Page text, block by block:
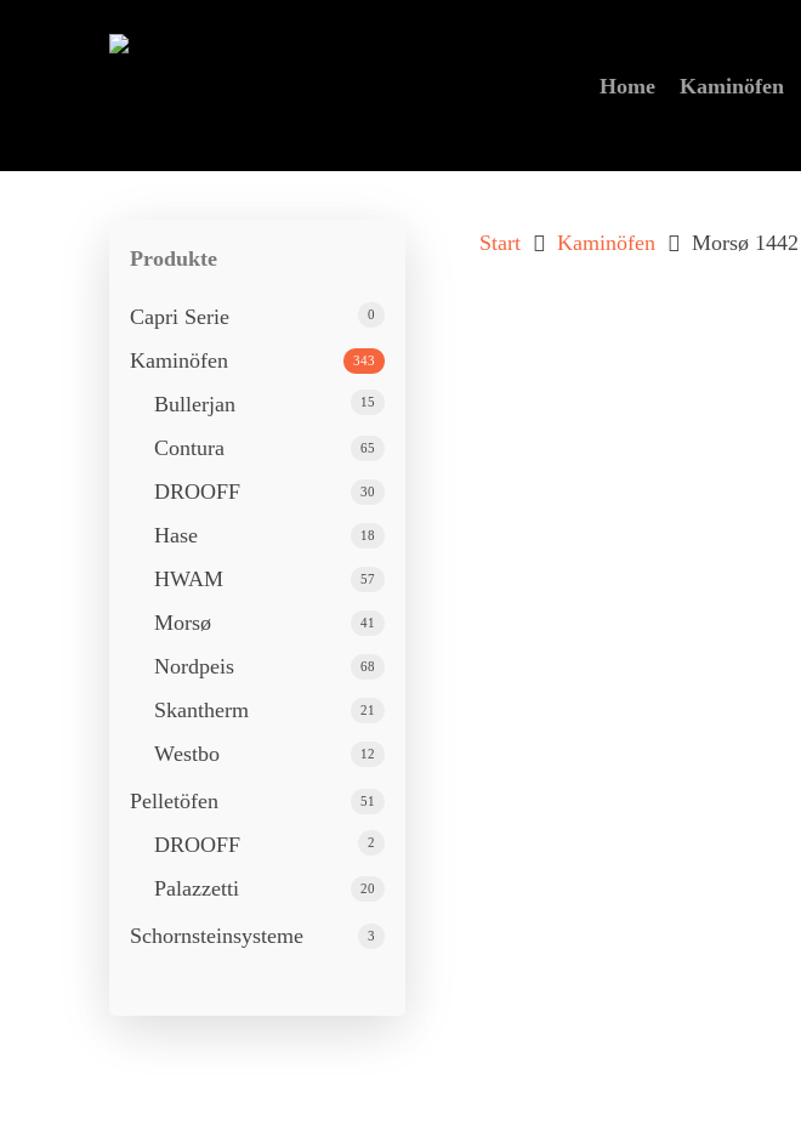
Home Kaminöfen
Produkte
Capri Serie 0
Kaminöfen 343
Bullerjan 15
Contura 65
DROOFF 30
Hase 18
HWAM 57
Morsø 41
Nordpeis 68
Skantherm 21
Westbo 12
Pelletöfen 51
DROOFF 2
Palazzetti 20
Schornstein­systeme 3
Start Kaminöfen Morsø 1442